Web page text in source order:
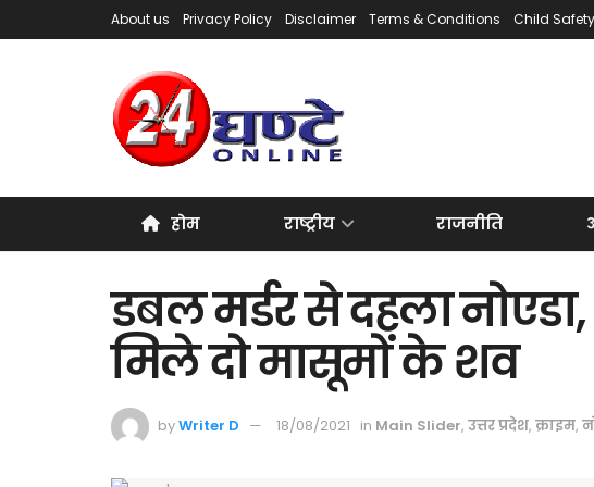
About us Privacy Policy Disclaimer Terms & Conditions Child
होम राष्ट्रीय राजनीति
डबल मर्डर से दहला
मिले दो मासूमों के शव
byWriter D 18/08/2021 in Main Slider, उत्तर प्रदेश, क्राइम,